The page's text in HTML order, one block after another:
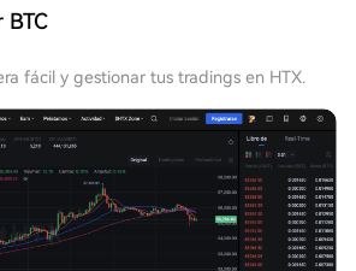
fácil y gestionar tus tradings en HTX.